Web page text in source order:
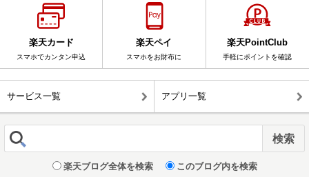
楽天カード
スマホでカンタン申込
楽天ペイ
スマホをお財布に
楽天PointClub
手軽にポイントを確認
サービス一覧 アプリ一覧
楽天ブログ全体を検索 このブログ内を検索